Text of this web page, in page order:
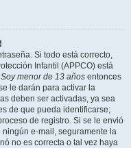
Si todo está correcto,
Infantil (APPCO) está
Soy menor de 13 años entonces
le darán para activar la
deben ser activadas, ya sea
de que pueda identificarse;
de registro. Si se le envió
e-mail, seguramente la
no es correcta o tal vez haya